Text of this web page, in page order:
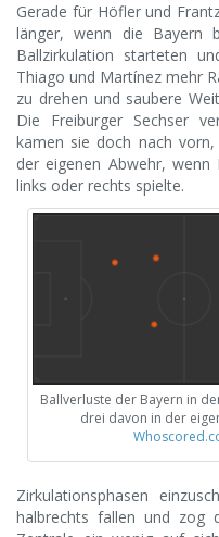
Gerade für Höfler und
länger, wenn die Bayern
Ballzirkulation starteten
Thiago und Martínez mehr
zu drehen und saubere
Die Freiburger Sechser
kamen sie doch nach
der eigenen Abwehr, wenn
links oder rechts spielte.
Ballverluste der Bayern in
drei davon in der
Zirkulationsphasen
halbrechts fallen und zog